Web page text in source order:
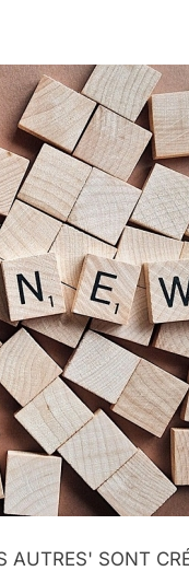
AUTRES' SONT